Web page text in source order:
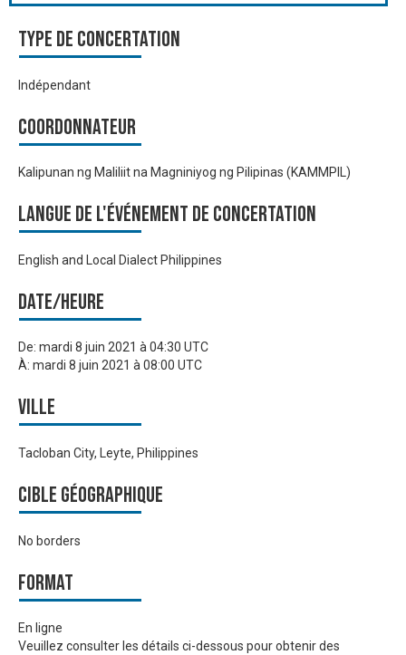
Type de Concertation
Indépendant
Coordonnateur
Kalipunan ng Maliliit na Magniniyog ng Pilipinas (KAMMPIL)
Langue de l'événement de Concertation
English and Local Dialect Philippines
Date/heure
De: mardi 8 juin 2021 à 04:30 UTC
À: mardi 8 juin 2021 à 08:00 UTC
Ville
Tacloban City, Leyte, Philippines
Cible géographique
No borders
Format
En ligne
Veuillez consulter les détails ci-dessous pour obtenir des